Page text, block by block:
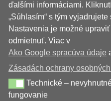
ďalšími informáciami.
„Súhlasím“ s tým vyjadrujete
Nastavenia je možné
odmietnuť. Viac v
Ako Google spracúva údaje
Zásadách ochrany
Technické – nevyhnutné pre
Technické –
fungovanie
39,00